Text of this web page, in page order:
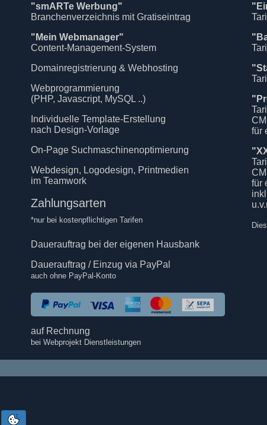
"smARTe Werbung"
Branchenverzeichnis mit Gratiseintrag
"Mein Webmanager"
Content-Management-System
Domainregistrierung & Webhosting
Webprogrammierung
(PHP, Javascript, MySQL ..)
Individuelle Template-Erstellung
nach Design-Vorlage
On-Page Suchmaschinenoptimierung
Webdesign, Logodesign, Printmedien
im Teamwork
Zahlungsarten
*nur bei kostenpflichtigen Tarifen
Dauerauftrag bei der eigenen Hausbank
Dauerauftrag / Einzug via PayPal
auch ohne PayPal-Konto
auf Rechnung
bei Webprojekt Dienstleistungen
für
für